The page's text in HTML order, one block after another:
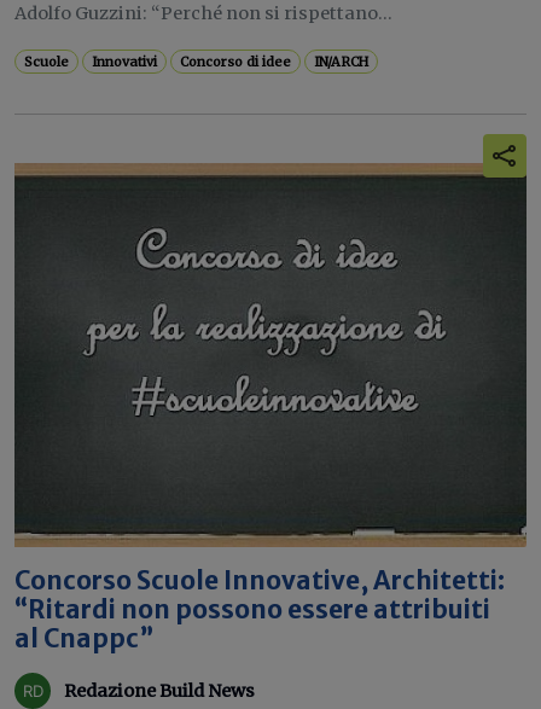
Adolfo Guzzini: “Perché non si rispettano...
Scuole Innovativi Concorso di idee IN/ARCH
Concorso Scuole Innovative, Architetti:
“Ritardi non possono essere attribuiti
al Cnappc”
Redazione Build News